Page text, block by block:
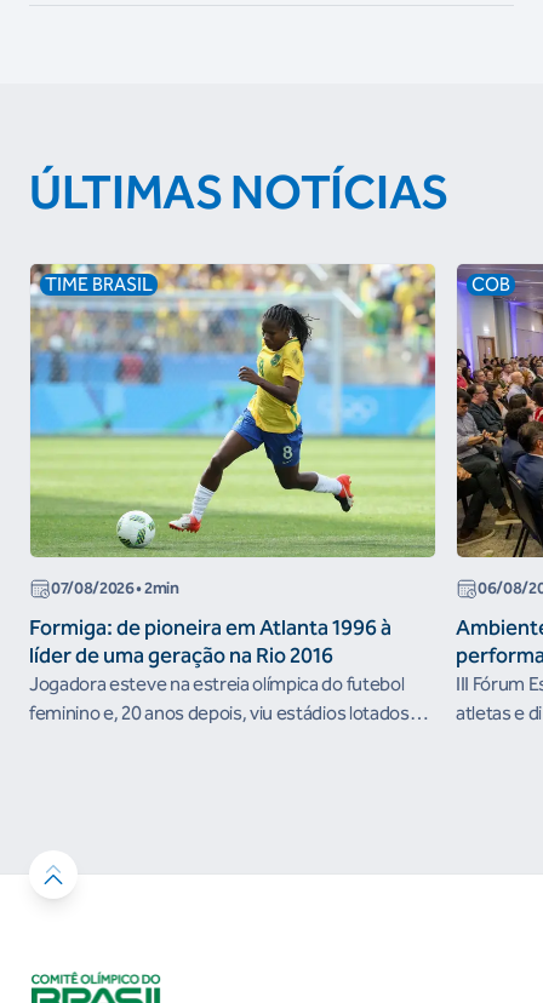
ÚLTIMAS NOTÍCIAS
TIME BRASIL
07/08/2026• 2min
Formiga: de pioneira em Atlanta 1996 à
líder de uma geração na Rio 2016
Jogadora esteve na estreia olímpica do futebol
feminino e, 20 anos depois, viu estádios lotados
COB
06/08/
III Fórum
atletas e